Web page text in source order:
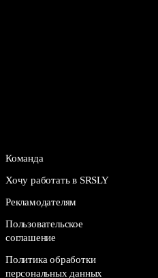
Команда
Хочу работать в SRSLY
Рекламодателям
Пользовательское
соглашение
Политика обработки
персональных данных